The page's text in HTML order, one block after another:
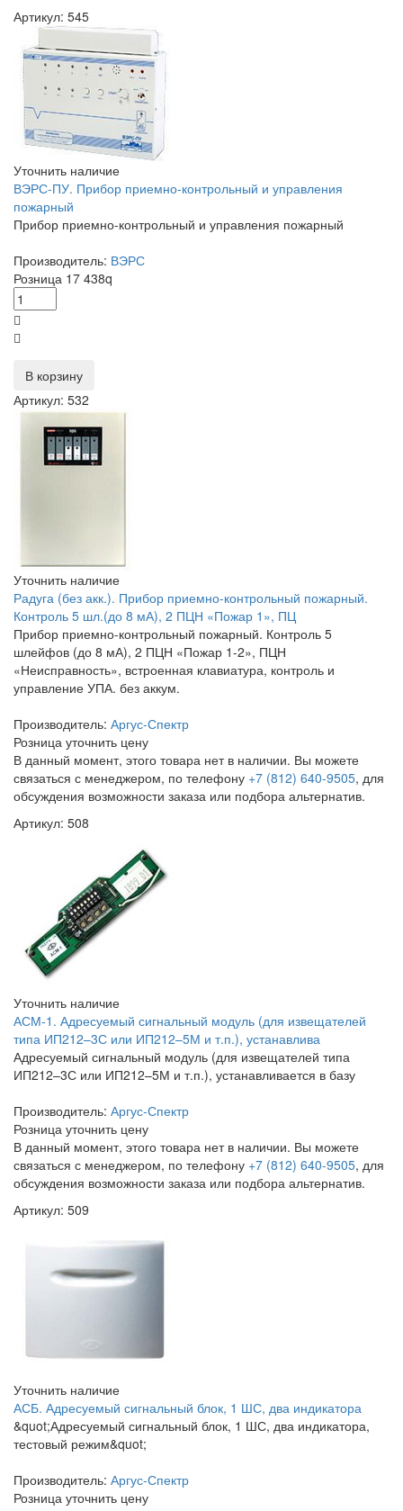
Артикул: 545
Уточнить наличие
ВЭРС-ПУ. Прибор приемно-контрольный и управления
пожарный
Прибор приемно-контрольный и управления пожарный
Производитель: ВЭРС
Розница 17 438q
В корзину
Артикул: 532
Уточнить наличие
Радуга (без акк.). Прибор приемно-контрольный пожарный.
Контроль 5 шл.(до 8 мА), 2 ПЦН «Пожар 1», ПЦ
Прибор приемно-контрольный пожарный. Контроль 5
шлейфов (до 8 мА), 2 ПЦН «Пожар 1-2», ПЦН
«Неисправность», встроенная клавиатура, контроль и
управление УПА. без аккум.
Производитель: Аргус-Спектр
Розница уточнить цену
В данный момент, этого товара нет в наличии. Вы можете
связаться с менеджером, по телефону +7 (812) 640-9505, для
обсуждения возможности заказа или подбора альтернатив.
Артикул: 508
Уточнить наличие
АСМ-1. Адресуемый сигнальный модуль (для извещателей
типа ИП212–3С или ИП212–5М и т.п.), устанавлива
Адресуемый сигнальный модуль (для извещателей типа
ИП212–3С или ИП212–5М и т.п.), устанавливается в базу
Производитель: Аргус-Спектр
Розница уточнить цену
В данный момент, этого товара нет в наличии. Вы можете
связаться с менеджером, по телефону +7 (812) 640-9505, для
обсуждения возможности заказа или подбора альтернатив.
Артикул: 509
Уточнить наличие
АСБ. Адресуемый сигнальный блок, 1 ШС, два индикатора
&quot;Адресуемый сигнальный блок, 1 ШС, два индикатора,
тестовый режим&quot;
Производитель: Аргус-Спектр
Розница уточнить цену